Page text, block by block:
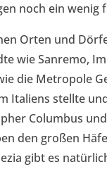
noch ein wenig
Orten und
wie Sanremo,
die Metropole
Italiens stellte
Columbus
den großen
gibt es